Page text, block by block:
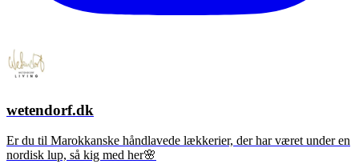
wetendorf.dk
Er du til Marokkanske håndlavede lækkerier, der har været under en
nordisk lup, så kig med her🌸